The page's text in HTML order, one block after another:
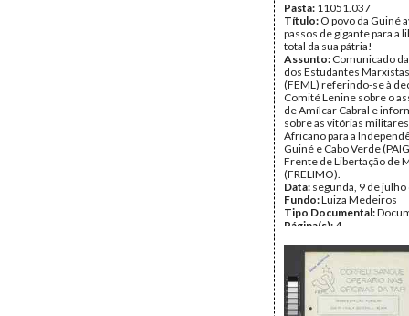
Pasta: 11051.037
Título: O povo da Guiné
passos de gigante para a
total da sua pátria!
Assunto: Comunicado
dos Estudantes
(FEML) referindo-se à
Comité Lenine sobre o
de Amílcar Cabral e
sobre as vitórias
Africano para a
Guiné e Cabo Verde
Frente de Libertação de
(FRELIMO).
Data: segunda, 9 de
Fundo:Luiza Medeiros
Tipo Documental:
Página(s): 4